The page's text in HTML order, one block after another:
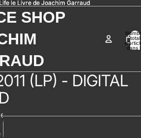
le Livre de Joachim Garraud
le Livre de Joachim Garraud
SHOP
total
dans
(LP) - DIGITAL